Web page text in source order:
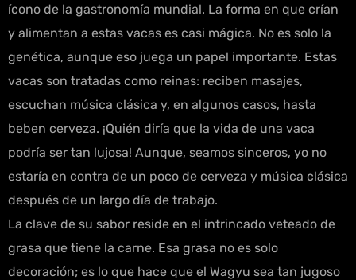
ícono de la gastronomía mundial. La forma en que crían
y alimentan a estas vacas es casi mágica. No es solo la
genética, aunque eso juega un papel importante. Estas
vacas son tratadas como reinas: reciben masajes,
escuchan música clásica y, en algunos casos, hasta
beben cerveza. ¡Quién diría que la vida de una vaca
podría ser tan lujosa! Aunque, seamos sinceros, yo no
estaría en contra de un poco de cerveza y música clásica
después de un largo día de trabajo.
La clave de su sabor reside en el intrincado veteado de
grasa que tiene la carne. Esa grasa no es solo
decoración; es lo que hace que el Wagyu sea tan jugoso